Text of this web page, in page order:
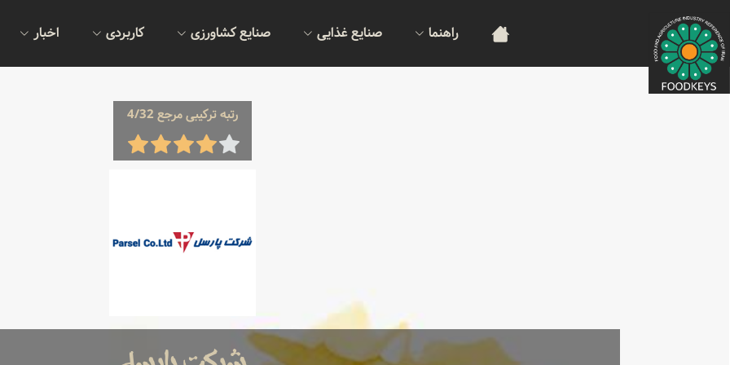
راهنما صنایع غذایی صنایع کشاورزی کاربردی اخبار
رتبه ترکیبی مرجع 4/32